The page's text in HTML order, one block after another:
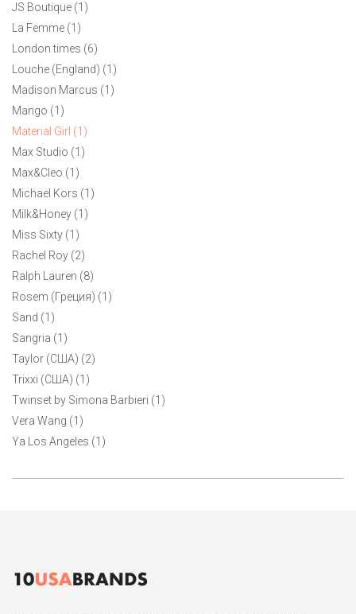
JS Boutique (1)
La Femme (1)
London times (6)
Louche (England) (1)
Madison Marcus (1)
Mango (1)
Material Girl (1)
Max Studio (1)
Max&Cleo (1)
Michael Kors (1)
Milk&Honey (1)
Miss Sixty (1)
Rachel Roy (2)
Ralph Lauren (8)
Rosem (Греция) (1)
Sand (1)
Sangria (1)
Taylor (США) (2)
Trixxi (США) (1)
Twinset by Simona Barbieri (1)
Vera Wang (1)
Ya Los Angeles (1)